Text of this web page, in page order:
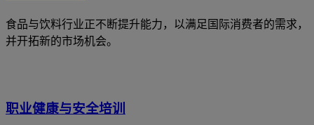
食品与饮料行业正不断提升能力，以满足国际消费者的需求，
并开拓新的市场机会。
职业健康与安全培训